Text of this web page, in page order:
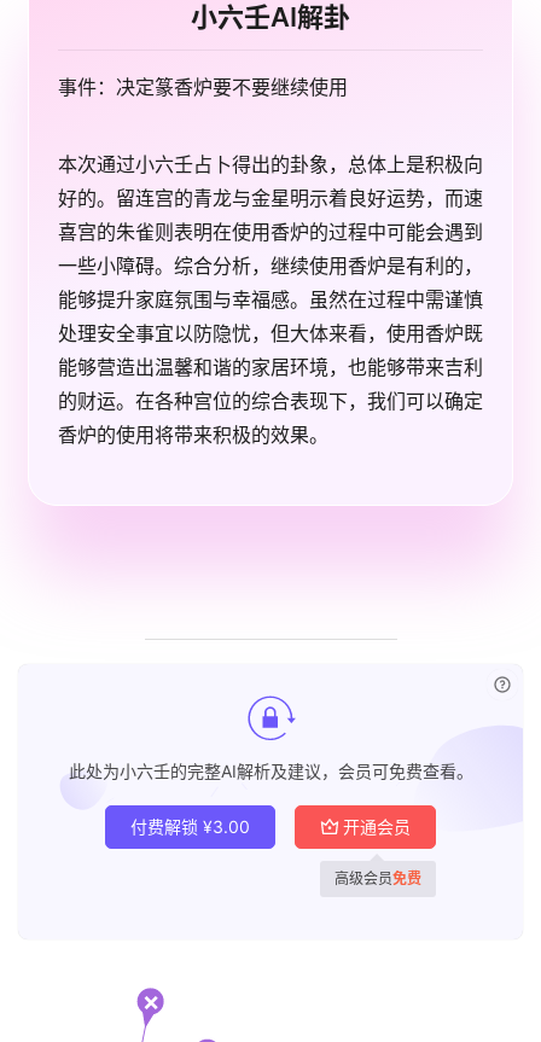
小六壬AI解卦
事件：决定篆香炉要不要继续使用
本次通过小六壬占卜得出的卦象，总体上是积极向
好的。留连宫的青龙与金星明示着良好运势，而速
喜宫的朱雀则表明在使用香炉的过程中可能会遇到
一些小障碍。综合分析，继续使用香炉是有利的，
能够提升家庭氛围与幸福感。虽然在过程中需谨慎
处理安全事宜以防隐忧，但大体来看，使用香炉既
能够营造出温馨和谐的家居环境，也能够带来吉利
的财运。在各种宫位的综合表现下，我们可以确定
香炉的使用将带来积极的效果。
此处为小六壬的完整AI解析及建议，会员可免费查看。
付费解锁 ¥3.00 开通会员
高级会员免费